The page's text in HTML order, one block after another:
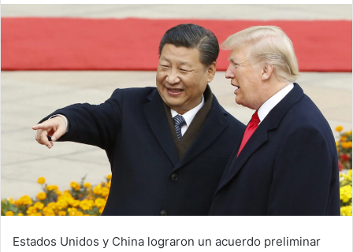
email
Estados Unidos y China lograron un acuerdo preliminar